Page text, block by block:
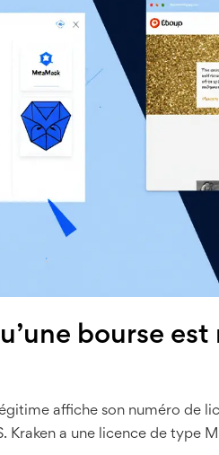
bourse est
affiche son numéro de
Kraken a une licence de type